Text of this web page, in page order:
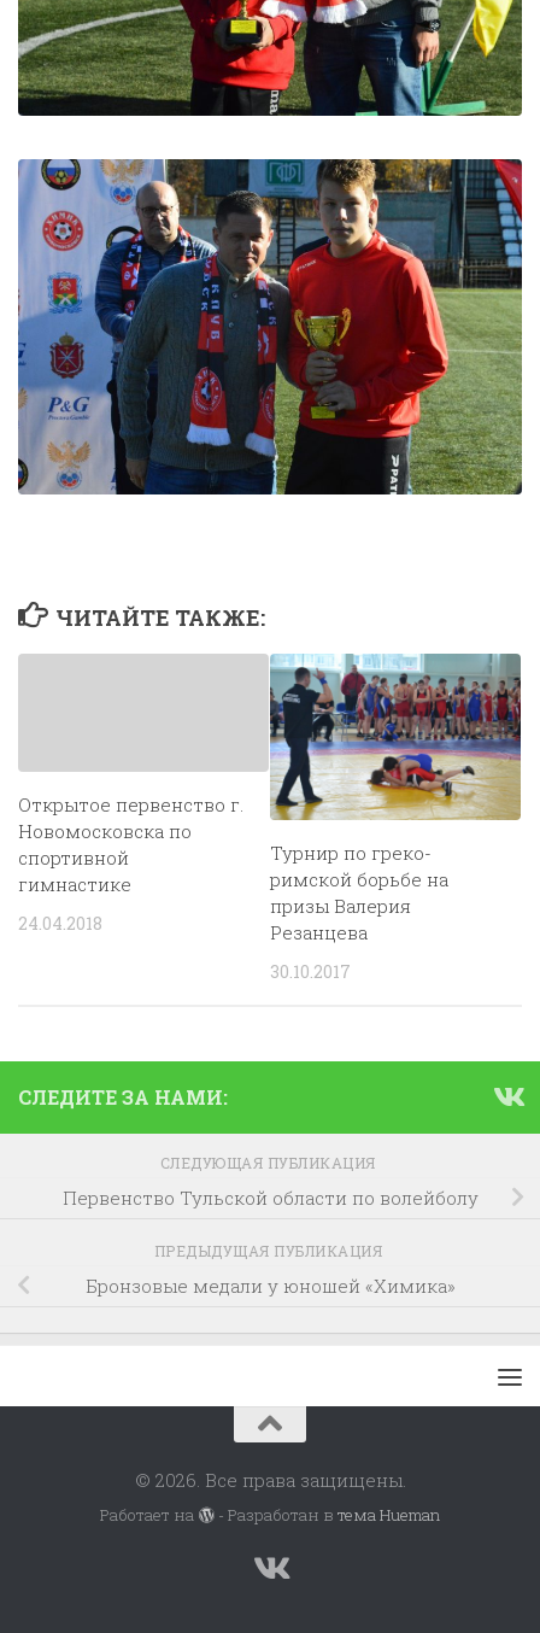
ЧИТАЙТЕ ТАКЖЕ:
Открытое первенство г.
Новомосковска по
спортивной
гимнастике
24.04.2018
Турнир по греко-
римской борьбе на
призы Валерия
Резанцева
30.10.2017
СЛЕДИТЕ ЗА НАМИ:
СЛЕДУЮЩАЯ ПУБЛИКАЦИЯ
Первенство Тульской области по волейболу
ПРЕДЫДУЩАЯ ПУБЛИКАЦИЯ
Бронзовые медали у юношей «Химика»
© 2026. Все права защищены.
Работает на - Разработан в тема Hueman